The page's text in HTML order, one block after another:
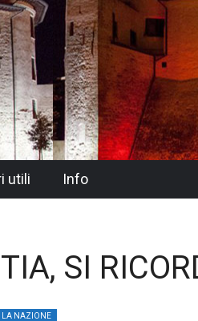
utili Info
SI
LA NAZIONE